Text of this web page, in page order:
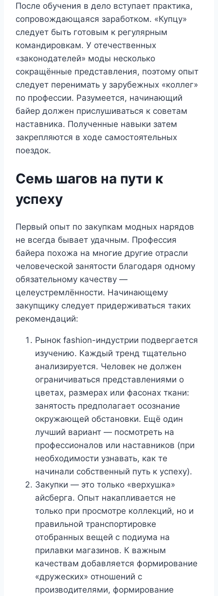
После обучения в дело вступает практика,
сопровождающаяся заработком. «Купцу»
следует быть готовым к регулярным
командировкам. У отечественных
«законодателей» моды несколько
сокращённые представления, поэтому опыт
следует перенимать у зарубежных «коллег»
по профессии. Разумеется, начинающий
байер должен прислушиваться к советам
наставника. Полученные навыки затем
закрепляются в ходе самостоятельных
поездок.
Семь шагов на пути к
успеху
Первый опыт по закупкам модных нарядов
не всегда бывает удачным. Профессия
байера похожа на многие другие отрасли
человеческой занятости благодаря одному
обязательному качеству —
целеустремлённости. Начинающему
закупщику следует придерживаться таких
рекомендаций:
Рынок fashion-индустрии подвергается
изучению. Каждый тренд тщательно
анализируется. Человек не должен
ограничиваться представлениями о
цветах, размерах или фасонах ткани:
занятость предполагает осознание
окружающей обстановки. Ещё один
лучший вариант — посмотреть на
профессионалов или наставников (при
необходимости узнавать, как те
начинали собственный путь к успеху).
Закупки — это только «верхушка»
айсберга. Опыт накапливается не
только при просмотре коллекций, но и
правильной транспортировке
отобранных вещей с подиума на
прилавки магазинов. К важным
качествам добавляется формирование
«дружеских» отношений с
производителями, формирование